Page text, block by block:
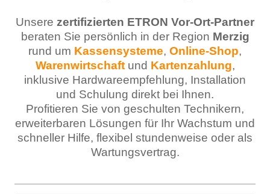
Unsere zertifizierten ETRON Vor-Ort-Partner
beraten Sie persönlich in der Region Merzig
rund um Kassensysteme, Online-Shop,
Warenwirtschaftund Kartenzahlung,
inklusive Hardwareempfehlung, Installation
und Schulung direkt bei Ihnen.
Profitieren Sie von geschulten Technikern,
erweiterbaren Lösungen für Ihr Wachstum und
schneller Hilfe, flexibel stundenweise oder als
Wartungsvertrag.